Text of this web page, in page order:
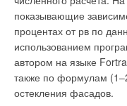
показывающие
процентах от рв по
использованием
автором на языке
также по формулам
остекления фасадов.
метрологических
требований к
обслуживания
монтажных
количества приборов.
Особенно часто это
в ночной период и
низкий уровень в
кондиционирования
Математическое
протекающих в здании,